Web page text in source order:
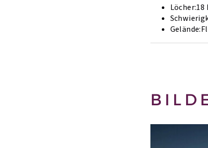
Löcher:18
Gelände: